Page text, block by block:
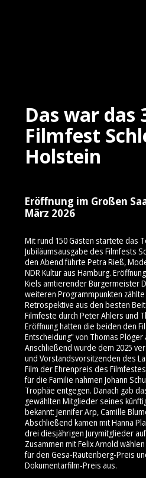
Das war das
Filmfest
Holstein
Eröffnung im Großen
März 2026
Mit rund 150 Gästen startete das
Jubiläumsausgabe des Filmfests
den Abend führte Petra Rieß,
NDR Kultur aus Hamburg.
Kiels amtierender Bürgermeister
weiteren Programmpunkten
Retrospektive aus den besten
Filmfeste durch Peter Ahlers und
Eröffnung hatten die beiden den
Entscheidung" von Thomas Plöger
Anschließend wurde dem 2025
und Vorstandsvorsitzenden des
Film der Ehrenpreis des
für die Familie nahmen Johann
Trophäe entgegen. Danach gab
gewählten Mitglieder seines
bekannt: Jennifer Arp, Camille
Abschließend kamen mit Hanna
drei diesjährigen Jurymitglieder
Zusammen mit Felix Arnold
für den Gesa-Rautenberg-Preis
Dokumentarfilm-Preis aus.